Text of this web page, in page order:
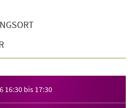
16:30 bis 17:30